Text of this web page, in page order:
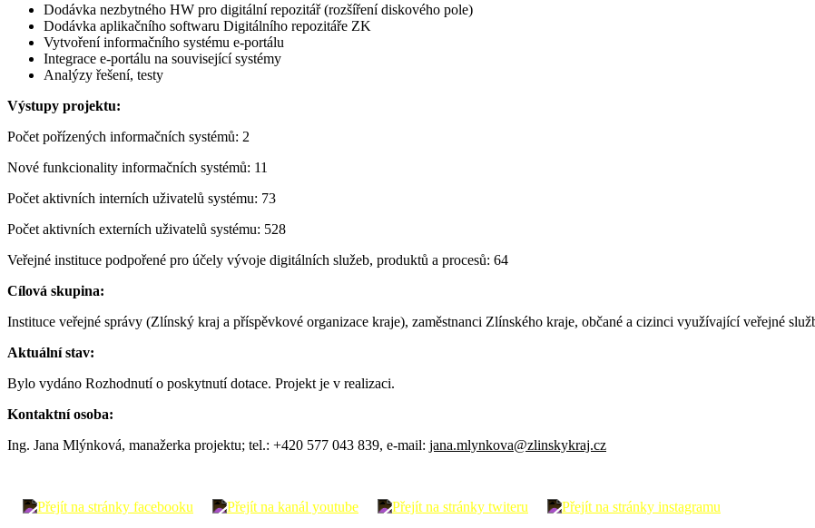
Dodávka nezbytného HW pro digitální repozitář (rozšíření diskového pole)
Dodávka aplikačního softwaru Digitálního repozitáře ZK
Vytvoření informačního systému e-portálu
Integrace e-portálu na související systémy
Analýzy řešení, testy
Výstupy projektu:
Počet pořízených informačních systémů: 2
Nové funkcionality informačních systémů: 11
Počet aktivních interních uživatelů systému: 73
Počet aktivních externích uživatelů systému: 528
Veřejné instituce podpořené pro účely vývoje digitálních služeb, produktů a procesů: 64
Cílová skupina:
Instituce veřejné správy (Zlínský kraj a příspěvkové organizace kraje), zaměstnanci Zlínského kraje, občané a cizinci využívající veřejné
Aktuální stav:
Bylo vydáno Rozhodnutí o poskytnutí dotace. Projekt je v realizaci.
Kontaktní osoba:
Ing. Jana Mlýnková, manažerka projektu; tel.: +420 577 043 839, e-mail: jana.mlynkova@zlinskykraj.cz